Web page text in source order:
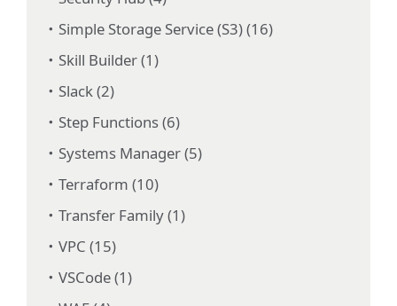
Simple Storage Service (S3) (16)
Skill Builder (1)
Slack (2)
Step Functions (6)
Systems Manager (5)
Terraform (10)
Transfer Family (1)
VPC (15)
VSCode (1)